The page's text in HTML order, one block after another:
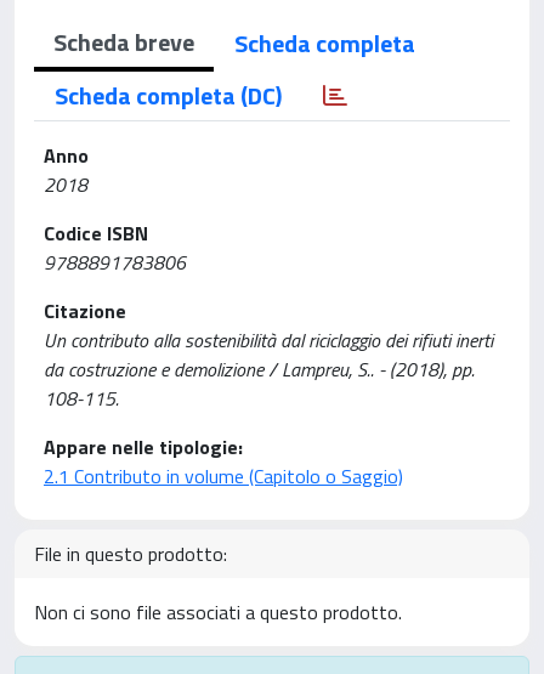
Scheda breve
Scheda completa
Scheda completa (DC)
Anno
2018
Codice ISBN
9788891783806
Citazione
Un contributo alla sostenibilità dal riciclaggio dei rifiuti inerti
da costruzione e demolizione / Lampreu, S.. - (2018), pp.
108-115.
Appare nelle tipologie:
2.1 Contributo in volume (Capitolo o Saggio)
File in questo prodotto:
Non ci sono file associati a questo prodotto.